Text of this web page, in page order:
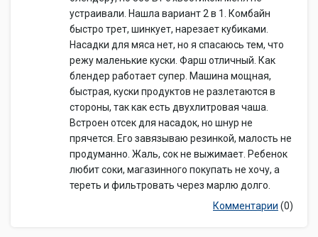
устраивали. Нашла вариант 2 в 1. Комбайн
быстро трет, шинкует, нарезает кубиками.
Насадки для мяса нет, но я спасаюсь тем, что
режу маленькие куски. Фарш отличный. Как
блендер работает супер. Машина мощная,
быстрая, куски продуктов не разлетаются в
стороны, так как есть двухлитровая чаша.
Встроен отсек для насадок, но шнур не
прячется. Его завязываю резинкой, малость не
продуманно. Жаль, сок не выжимает. Ребенок
любит соки, магазинного покупать не хочу, а
тереть и фильтровать через марлю долго.
Комментарии (0)